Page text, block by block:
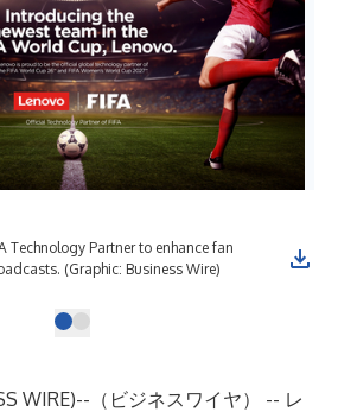
Technology Partner to enhance fan
(Graphic: Business Wire)
WIRE)-- （ビジネスワイヤ） -- レ